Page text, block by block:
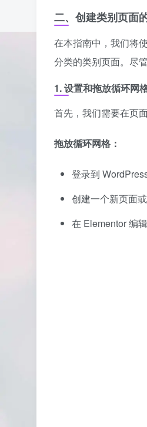
二、创建类别页面
在本指南中，我们将
分类的类别页面。尽
1. 设置和拖放循环网
首先，我们需要在页
拖放循环网格：
登录到
创建一个新页面
在 Elementor 编